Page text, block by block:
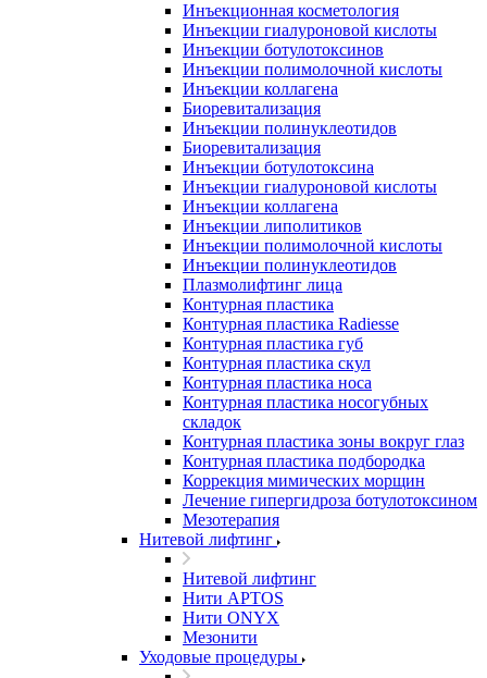
Инъекционная косметология
Инъекции гиалуроновой кислоты
Инъекции ботулотоксинов
Инъекции полимолочной кислоты
Инъекции коллагена
Биоревитализация
Инъекции полинуклеотидов
Биоревитализация
Инъекции ботулотоксина
Инъекции гиалуроновой кислоты
Инъекции коллагена
Инъекции липолитиков
Инъекции полимолочной кислоты
Инъекции полинуклеотидов
Плазмолифтинг лица
Контурная пластика
Контурная пластика Radiesse
Контурная пластика губ
Контурная пластика скул
Контурная пластика носа
Контурная пластика носогубных
складок
Контурная пластика зоны вокруг глаз
Контурная пластика подбородка
Коррекция мимических морщин
Лечение гипергидроза ботулотоксином
Мезотерапия
Нитевой лифтинг
Нитевой лифтинг
Нити APTOS
Нити ONYX
Мезонити
Уходовые процедуры